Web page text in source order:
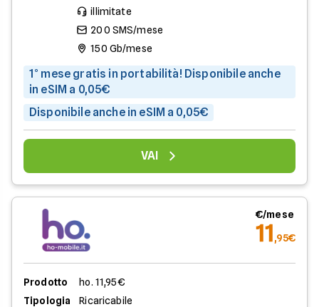
illimitate
200 SMS/mese
150 Gb/mese
1° mese gratis in portabilità! Disponibile anche
in eSIM a 0,05€
Disponibile anche in eSIM a 0,05€
VAI
€/mese
11,95€
Prodotto
ho. 11,95€
Tipologia
Ricaricabile